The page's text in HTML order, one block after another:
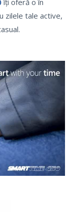
zilele tale active,